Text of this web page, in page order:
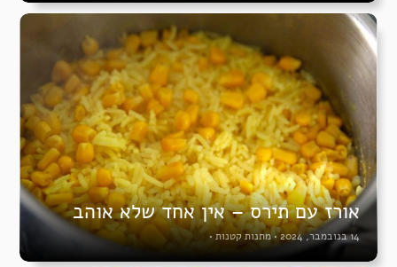
אורז עם תירס – אין אחד שלא אוהב
14 בנובמבר, 2024 •מתנות קטנות •